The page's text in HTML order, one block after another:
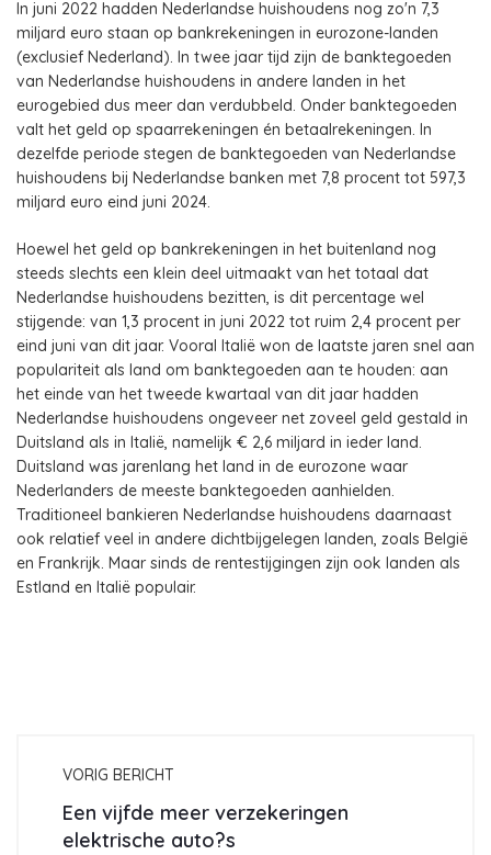
In juni 2022 hadden Nederlandse huishoudens nog zo'n 7,3
miljard euro staan op bankrekeningen in eurozone-landen
(exclusief Nederland). In twee jaar tijd zijn de banktegoeden
van Nederlandse huishoudens in andere landen in het
eurogebied dus meer dan verdubbeld. Onder banktegoeden
valt het geld op spaarrekeningen én betaalrekeningen. In
dezelfde periode stegen de banktegoeden van Nederlandse
huishoudens bij Nederlandse banken met 7,8 procent tot 597,3
miljard euro eind juni 2024.
Hoewel het geld op bankrekeningen in het buitenland nog
steeds slechts een klein deel uitmaakt van het totaal dat
Nederlandse huishoudens bezitten, is dit percentage wel
stijgende: van 1,3 procent in juni 2022 tot ruim 2,4 procent per
eind juni van dit jaar. Vooral Italië won de laatste jaren snel aan
populariteit als land om banktegoeden aan te houden: aan
het einde van het tweede kwartaal van dit jaar hadden
Nederlandse huishoudens ongeveer net zoveel geld gestald in
Duitsland als in Italië, namelijk € 2,6 miljard in ieder land.
Duitsland was jarenlang het land in de eurozone waar
Nederlanders de meeste banktegoeden aanhielden.
Traditioneel bankieren Nederlandse huishoudens daarnaast
ook relatief veel in andere dichtbijgelegen landen, zoals België
en Frankrijk. Maar sinds de rentestijgingen zijn ook landen als
Estland en Italië populair.
VORIG BERICHT
Een vijfde meer verzekeringen
elektrische auto?s